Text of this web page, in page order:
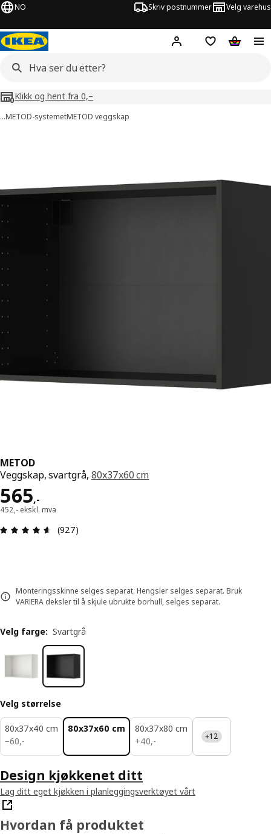
NO Skriv postnummer Velg varehus
Hej! Logg innHuskeliste
Klikk og hent fra 0,–
…METOD-systemetMETOD veggskap
METOD
Veggskap, svartgrå, 80x37x60 cm
565,-
Pris 565,-
452,- ekskl. mva
Produktomtale: 4.6 ingen kundevurdering 5
(927)
Monteringsskinne selges separat. Hengsler selges separat. Bruk
VARIERA deksler til å skjule ubrukte borhull, selges separat.
Velg farge: Svartgrå
Velg størrelse
80x37x40 cm
−60,-
60,-
80x37x60 cm
80x37x80 cm
+40,-
40,- +12
Design kjøkkenet ditt
Lag ditt eget kjøkken i planleggingsverktøyet vårt
Hvordan få produktet